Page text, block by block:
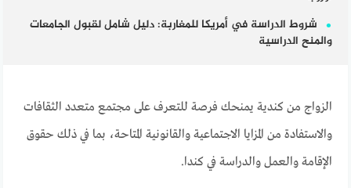
شروط الدراسة في أمريكا للمغاربة: دليل شامل لقبول الجامعات
والمنح الدراسية
الزواج من كندية يمنحك فرصة للتعرف على مجتمع متعدد الثقافات
والاستفادة من المزايا الاجتماعية والقانونية المتاحة، بما في ذلك حقوق
الإقامة والعمل والدراسة في كندا.